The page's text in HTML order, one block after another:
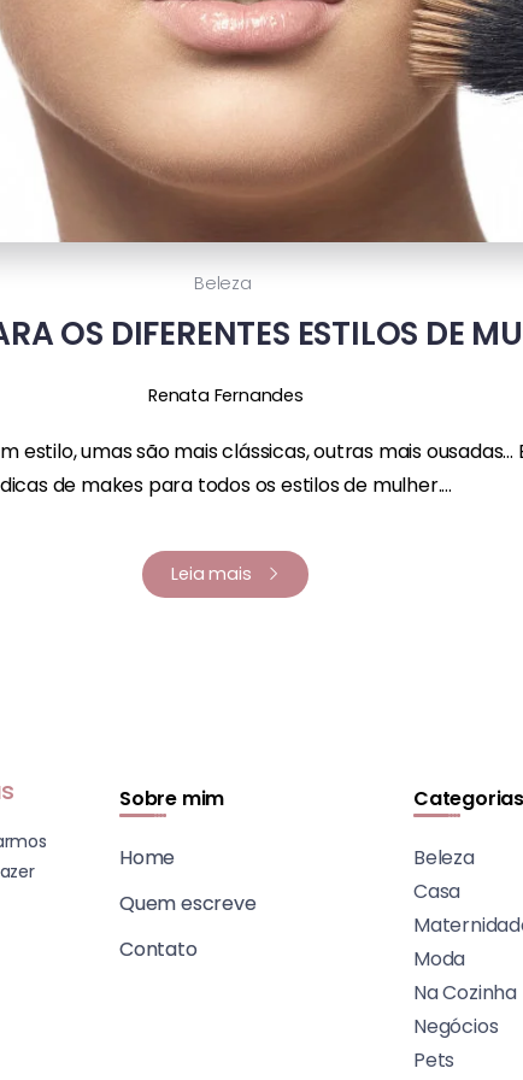
Beleza
OS DIFERENTES ESTILOS DE
Renata Fernandes
estilo, umas são mais clássicas, outras mais
dicas de makes para todos os estilos de mulher....
Leia mais
Sobre mim
Home
Quem escreve
Contato
Categorias
Beleza
Casa
Moda
Na Cozinha
Negócios
Pets